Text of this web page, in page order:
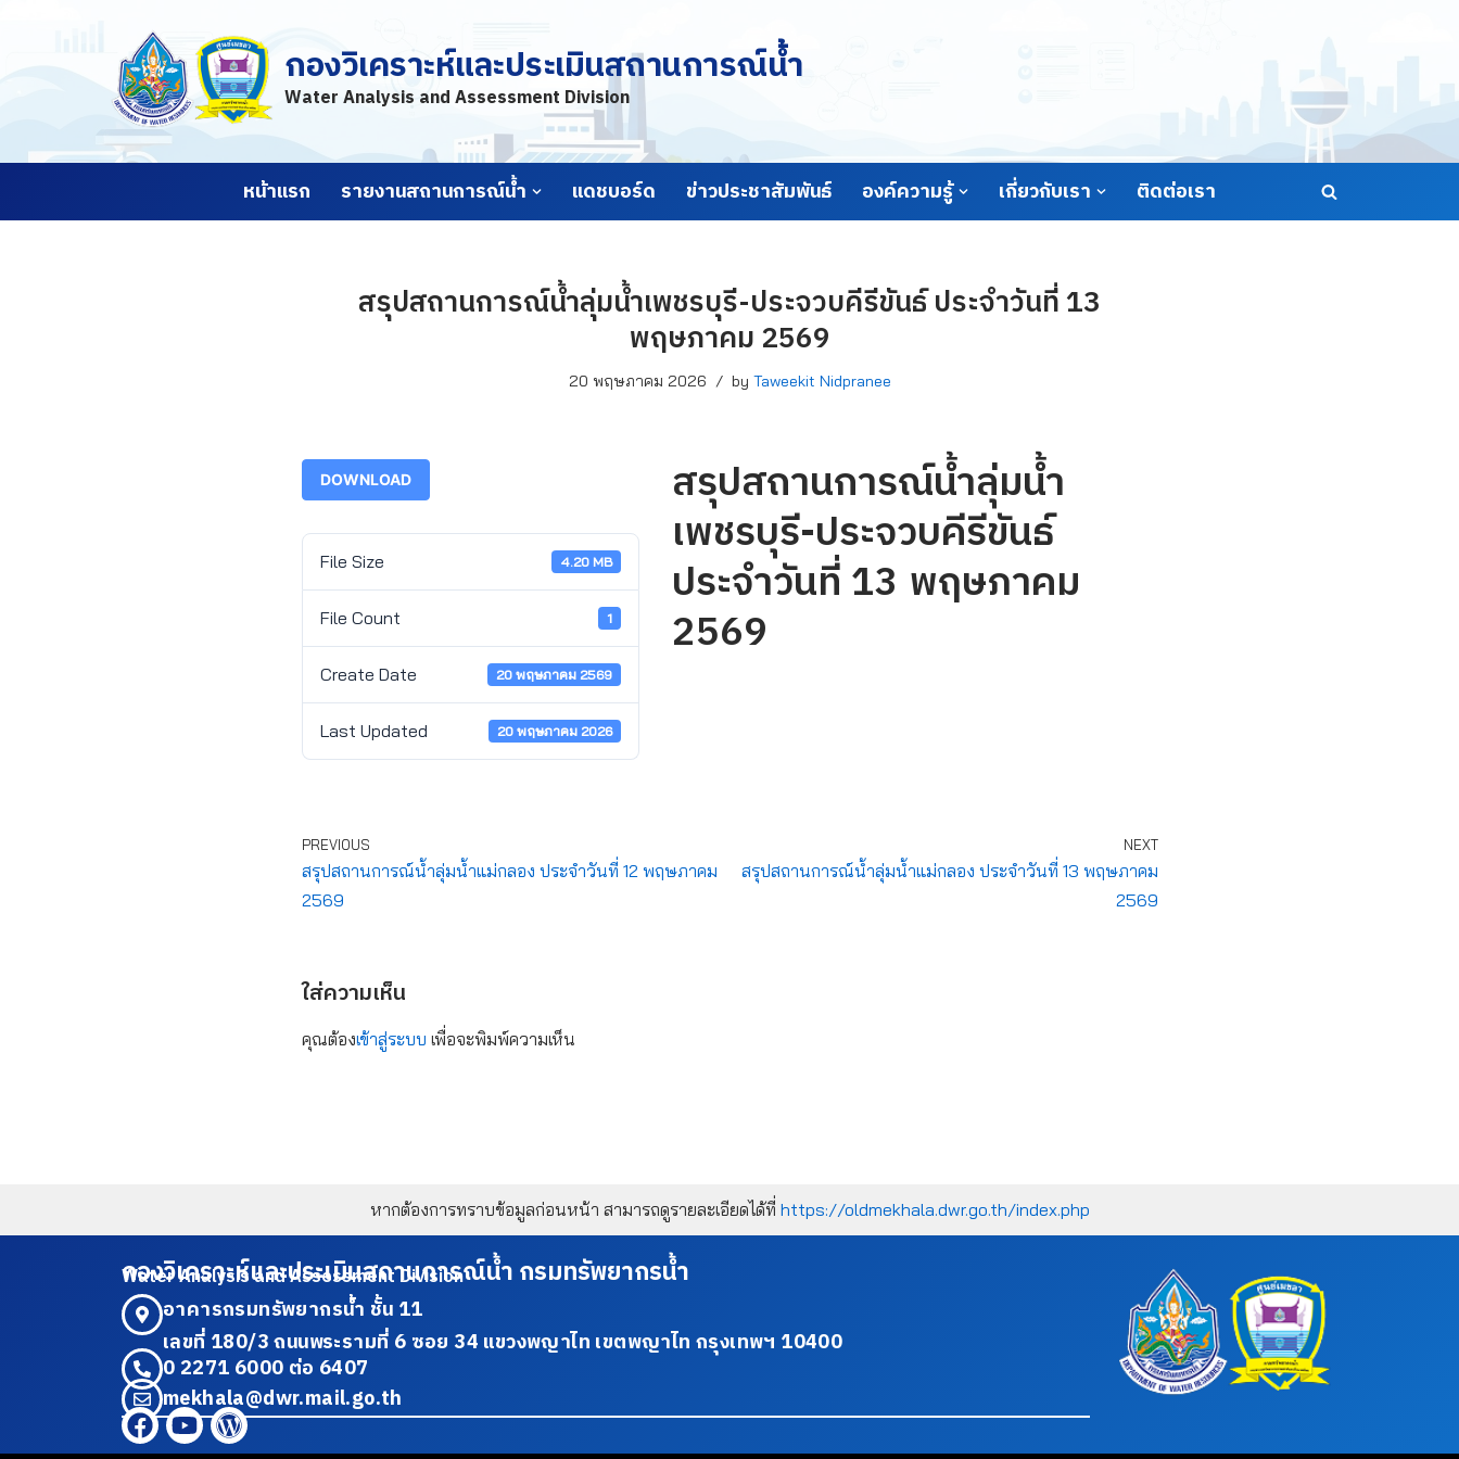
กองวิเคราะห์และประเมินสถานการณ์น้ำ
Water Analysis and Assessment Division
หน้าแรก รายงานสถานการณ์น้ำ แดชบอร์ด ข่าวประชาสัมพันธ์ องค์ความรู้ เกี่ยวกับเรา ติดต่อเรา
สรุปสถานการณ์น้ำลุ่มน้ำเพชรบุรี-ประจวบคีรีขันธ์ ประจำวันที่ 13
พฤษภาคม 2569
20 พฤษภาคม 2026 by Taweekit Nidpranee
DOWNLOAD
File Size 4.20 MB
File Count 1
Create Date 20 พฤษภาคม 2569
Last Updated 20 พฤษภาคม 2026
สรุปสถานการณ์น้ำลุ่มน้ำ
เพชรบุรี-ประจวบคีรีขันธ์
ประจำวันที่ 13 พฤษภาคม
2569
PREVIOUS
สรุปสถานการณ์น้ำลุ่มน้ำแม่กลอง ประจำวันที่ 12 พฤษภาคม
2569
NEXT
สรุปสถานการณ์น้ำลุ่มน้ำแม่กลอง ประจำวันที่ 13 พฤษภาคม
2569
ใส่ความเห็น
คุณต้องเข้าสู่ระบบ เพื่อจะพิมพ์ความเห็น
หากต้องการทราบข้อมูลก่อนหน้า สามารถดูรายละเอียดได้ที่ https://oldmekhala.dwr.go.th/index.php
กองวิเคราะห์และประเมินสถานการณ์น้ำ กรมทรัพยากรน้ำ
Water Analysis and Assessment Division
อาคารกรมทรัพยากรน้ำ ชั้น 11
เลขที่ 180/3 ถนนพระรามที่ 6 ซอย 34 แขวงพญาไท เขตพญาไท กรุงเทพฯ 10400
0 2271 6000 ต่อ 6407
mekhala@dwr.mail.go.th